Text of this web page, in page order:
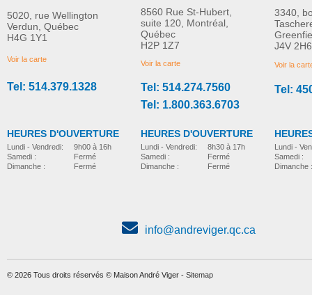
Fauteuil roulant pliant
ultra-léger Helio C2
fauteuil-ultra-leger-pliant
Fauteuil roulant
Motion Composites
fauteuil-ultra-leger-pliant
5020, rue Wellington
Verdun, Québec
H4G 1Y1
Voir la carte
Tel: 514.379.1328
HEURES D'OUVERTURE
Lundi - Vendredi:
Samedi :
Dimanche :
9h00 à 16h
Fermé
Fermé
8560 Rue St-Hubert,
suite 120, Montréal,
Québec
H2P 1Z7
Voir la carte
Tel: 514.274.7560
Tel: 1.800.363.6703
HEURES D'OUVERTURE
Lundi - Vendredi:
Samedi :
Dimanche :
8h30 à 17h
Fermé
Fermé
3340,
J4V 2H6
Voir la
Tel:
Lundi -
Samedi :
Dimanche :
info@andreviger.qc.ca
© 2026 Tous droits réservés © Maison André Viger - Sitemap